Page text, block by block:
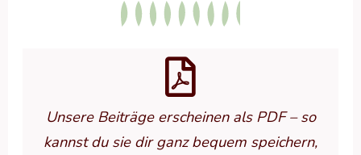
Unsere Beiträge erscheinen als PDF – so
kannst du sie dir ganz bequem speichern,